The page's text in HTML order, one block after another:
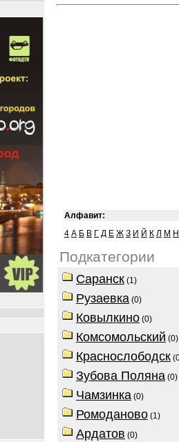
Алфавит:
4 А Б В Г Д Е Ж З И Й К Л М Н
Подкатегории
Саранск (1)
Рузаевка (0)
Ковылкино (0)
Комсомольский (0)
Краснослободск
Зубова Поляна (0)
Чамзинка (0)
Ромоданово (1)
Ардатов (0)